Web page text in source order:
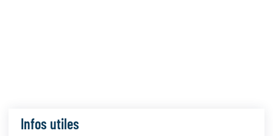
Infos utiles